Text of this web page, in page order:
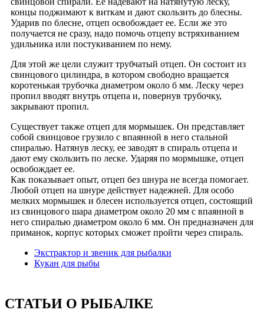
концы поджимают к виткам и дают скользить до блесны.
Ударив по блесне, отцеп освобождает ее. Если же это
получается не сразу, надо помочь отцепу встряхиванием
удильника или постукиванием по нему.
Для этой же цели служит трубчатый отцеп. Он состоит из
свинцового цилиндра, в котором свободно вращается
коротенькая трубочка диаметром около б мм. Леску через
пропил вводят внутрь отцепа и, повернув трубочку,
закрывают пропил.
Существует также отцеп для мормышек. Он представляет
собой свинцовое грузило с впаянной в него стальной
спиралью. Натянув леску, ее заводят в спираль отцепа и
дают ему скользить по леске. Ударяя по мормышке, отцеп
освобождает ее.
Как показывает опыт, отцеп без шнура не всегда помогает.
Любой отцеп на шнуре действует надежней. Для особо
мелких мормышек и блесен используется отцеп, состоящий
из свинцового шара диаметром около 20 мм с впаянной в
него спиралью диаметром около 6 мм. Он предназначен для
приманок, корпус которых сможет пройти через спираль.
Экстрактор и звеник для рыбалки
Кукан для рыбы
СТАТЬИ О РЫБАЛКЕ